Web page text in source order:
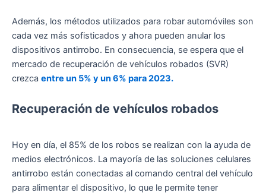
Además, los métodos utilizados para robar automóviles son
cada vez más sofisticados y ahora pueden anular los
dispositivos antirrobo. En consecuencia, se espera que el
mercado de recuperación de vehículos robados (SVR)
crezca entre un 5% y un 6% para 2023.
Recuperación de vehículos robados
Hoy en día, el 85% de los robos se realizan con la ayuda de
medios electrónicos. La mayoría de las soluciones celulares
antirrobo están conectadas al comando central del vehículo
para alimentar el dispositivo, lo que le permite tener